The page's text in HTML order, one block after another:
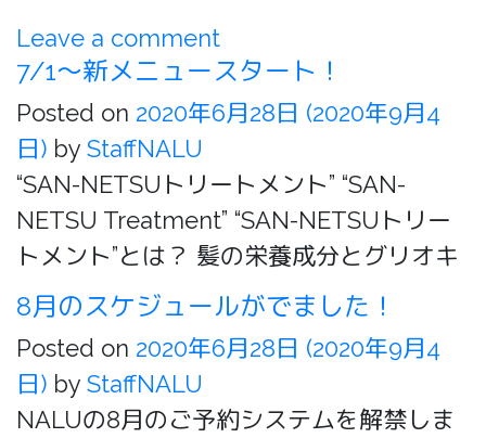
Leave a comment
7/1～新メニュースタート！
Posted on 2020年6月28日 (2020年9月4
日) by StaffNALU
“SAN-NETSUトリートメント” “SAN-
NETSU Treatment” “SAN-NETSUトリー
トメント”とは？ 髪の栄養成分とグリオキ
8月のスケジュールがでました！
Posted on 2020年6月28日 (2020年9月4
日) by StaffNALU
NALUの8月のご予約システムを解禁しま